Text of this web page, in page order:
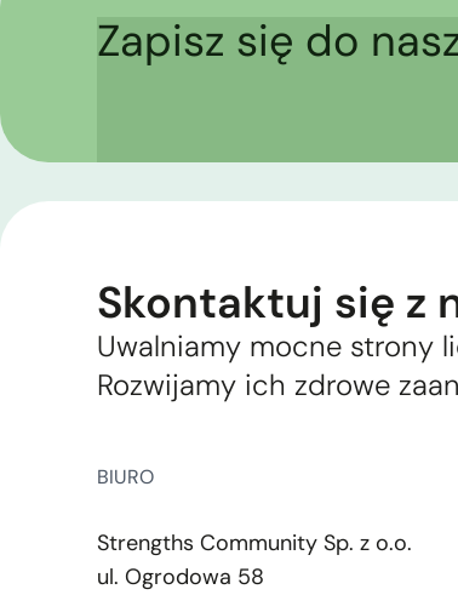
Zapisz się do
Skontaktuj się z
Uwalniamy mocne strony
Rozwijamy ich zdrowe
BIURO
Strengths Community Sp. z o.o.
ul. Ogrodowa 58